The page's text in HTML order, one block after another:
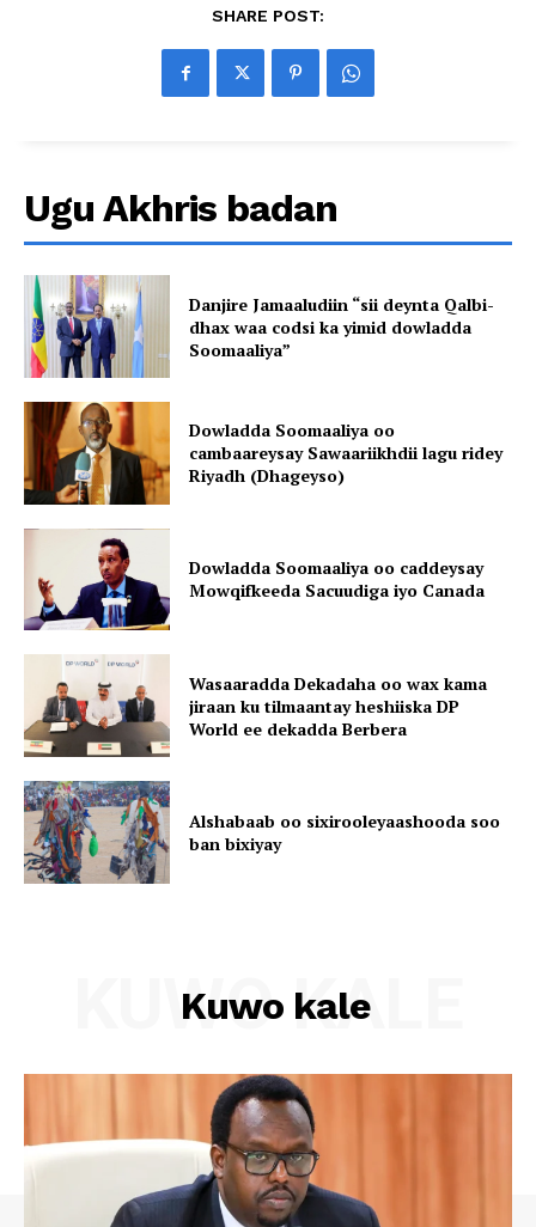
SHARE POST:
Ugu Akhris badan
Danjire Jamaaludiin “sii deynta Qalbi-
dhax waa codsi ka yimid dowladda
Soomaaliya”
Dowladda Soomaaliya oo
cambaareysay Sawaariikhdii lagu ridey
Riyadh (Dhageyso)
Dowladda Soomaaliya oo caddeysay
Mowqifkeeda Sacuudiga iyo Canada
Wasaaradda Dekadaha oo wax kama
jiraan ku tilmaantay heshiiska DP
World ee dekadda Berbera
Alshabaab oo sixirooleyaashooda soo
ban bixiyay
Kuwo kale
KUWO KALE